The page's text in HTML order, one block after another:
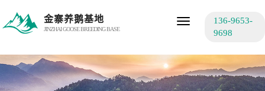
金寨养鹅基地
JINZHAI GOOSE BREEDING BASE
Toggle
136-9653-
9698